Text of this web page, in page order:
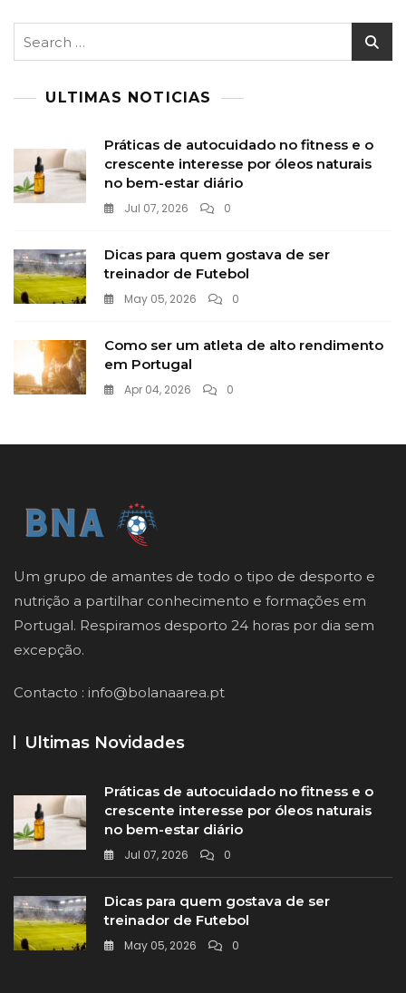
ULTIMAS NOTICIAS
Práticas de autocuidado no fitness e o
crescente interesse por óleos naturais
no bem-estar diário
Jul 07, 2026 0
Dicas para quem gostava de ser
treinador de Futebol
May 05, 2026 0
Como ser um atleta de alto rendimento
em Portugal
Apr 04, 2026 0
Um grupo de amantes de todo o tipo de desporto e
nutrição a partilhar conhecimento e formações em
Portugal. Respiramos desporto 24 horas por dia sem
excepção.
Contacto : info@bolanaarea.pt
Ultimas Novidades
Práticas de autocuidado no fitness e o
crescente interesse por óleos naturais
no bem-estar diário
Jul 07, 2026 0
Dicas para quem gostava de ser
treinador de Futebol
May 05, 2026 0